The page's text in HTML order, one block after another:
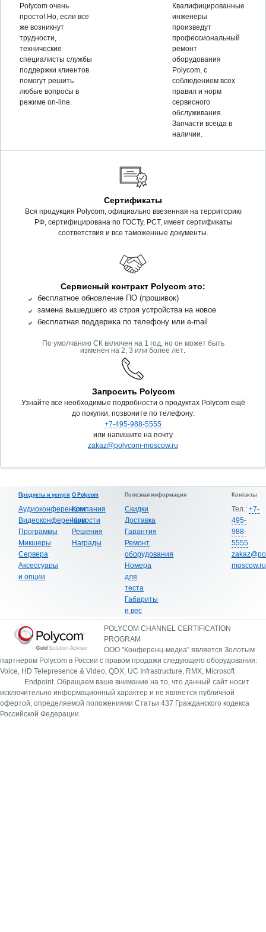
Polycom очень
просто! Но, если все
же возникнут
трудности,
технические
специалисты службы
поддержки клиентов
помогут решить
любые вопросы в
режиме on-line.
Квалифицированные
инженеры
произведут
профессиональный
ремонт
оборудования
Polycom, c
соблюдением всех
правил и норм
сервисного
обслуживания.
Запчасти всегда в
наличии.
Сертификаты
Вся продукция Polycom, официально ввезенная на территорию
РФ, сертифицирована по ГОСТу, РСТ, имеет сертификаты
соответствия и все таможенные документы.
Сервисный контракт Polycom это:
бесплатное обновление ПО (прошивок)
замена вышедшего из строя устройства на новое
бесплатная поддержка по телефону или e-mail
По умолчанию СК включен на 1 год, но он может быть
изменен на 2, 3 или более лет.
Запросить Polycom
Узнайте все необходимые подробности о продуктах Polycom ещё
до покупки, позвоните по телефону:
+7-495-988-5555
или напишите на почту
zakaz@polycom-moscow.ru
Продукты и услуги
Аудиоконференции
Видеоконференции
Программы
Микшеры
Сервера
Аксессуары
и опции
О Polycom
Компания
Новости
Решения
Награды
Полезная информация
Скидки
Доставка
Гарантия
Ремонт
оборудования
Номера
для
теста
Габариты
и вес
Контакты
Тел.: +7-
495-
988-
5555
moscow.ru
POLYCOM CHANNEL CERTIFICATION
PROGRAM
ООО "Конференц-медиа" является Золотым
партнером Polycom в России с правом продажи следующего оборудования:
Voice, HD Telepresence & Video, QDX, UC Infrastructure, RMX, Microsoft
Endpoint. Обращаем ваше внимание на то, что данный сайт носит
исключительно информационный характер и не является публичной
офертой, определяемой положениями Статьи 437 Гражданского кодекса
Российской Федерации.